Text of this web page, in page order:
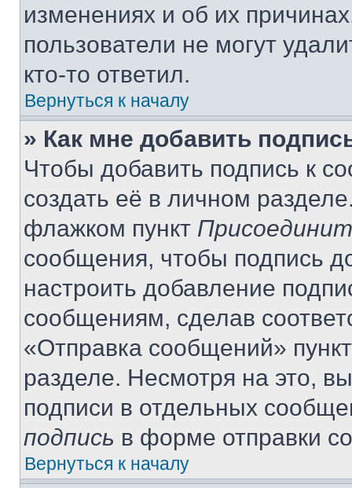
изменениях и об их
пользователи не могут
кто-то ответил.
Вернуться к началу
» Как мне добавить
Чтобы добавить подпись к
создать её в личном
флажком пункт
сообщения, чтобы подпись
настроить добавление
сообщениям, сделав
«Отправка сообщений»
разделе. Несмотря на это,
подписи в отдельных
подпись в форме отправки
Вернуться к началу